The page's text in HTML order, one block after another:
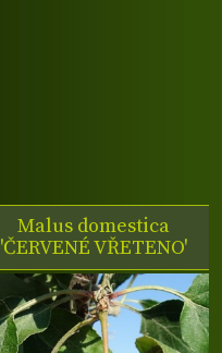
Malus domestica
'ČERVENÉ VŘETENO'